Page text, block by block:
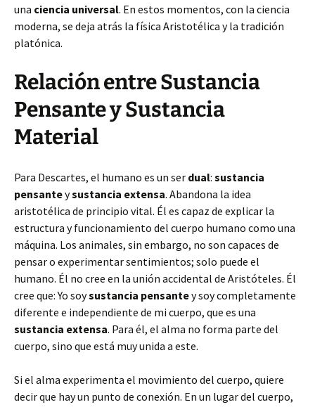
una ciencia universal. En estos momentos, con la ciencia
moderna, se deja atrás la física Aristotélica y la tradición
platónica.
Relación entre Sustancia
Pensante y Sustancia
Material
Para Descartes, el humano es un ser dual: sustancia
pensanteysustancia extensa. Abandona la idea
aristotélica de principio vital. Él es capaz de explicar la
estructura y funcionamiento del cuerpo humano como una
máquina. Los animales, sin embargo, no son capaces de
pensar o experimentar sentimientos; solo puede el
humano. Él no cree en la unión accidental de Aristóteles. Él
cree que: Yo soysustancia pensantey soy completamente
diferente e independiente de mi cuerpo, que es una
sustancia extensa. Para él, el alma no forma parte del
cuerpo, sino que está muy unida a este.
Si el alma experimenta el movimiento del cuerpo, quiere
decir que hay un punto de conexión. En un lugar del cuerpo,